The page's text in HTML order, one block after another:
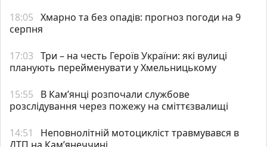
18:05 Хмарно та без опадів: прогноз погоди на 9
серпня
17:03 Три – на честь Героїв України: які вулиці
планують перейменувати у Хмельницькому
15:55
В Кам’янці розпочали службове
розслідування через пожежу на сміттєзвалищі
14:51
Неповнолітній мотоцикліст травмувався в
ДТП на Кам’янеччині